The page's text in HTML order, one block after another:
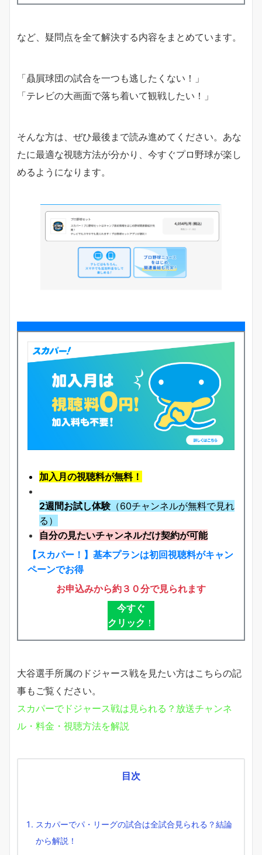
など、疑問点を全て解決する内容をまとめています。
「贔屓球団の試合を一つも逃したくない！」
「テレビの大画面で落ち着いて観戦したい！」
そんな方は、ぜひ最後まで読み進めてください。あな
たに最適な視聴方法が分かり、今すぐプロ野球が楽し
めるようになります。
加入月の視聴料が無料！
2週間お試し体験（60チャンネルが無料で見れ
る）
自分の見たいチャンネルだけ契約が可能
【スカパー！】基本プランは初回視聴料がキャン
ペーンでお得
お申込みから約３０分で見られます
今すぐ
クリック ！
大谷選手所属のドジャース戦を見たい方はこちらの記
事もご覧ください。
スカパーでドジャース戦は見られる？放送チャンネ
ル・料金・視聴方法を解説
目次
スカパーでパ・リーグの試合は全試合見られる？結論
から解説！